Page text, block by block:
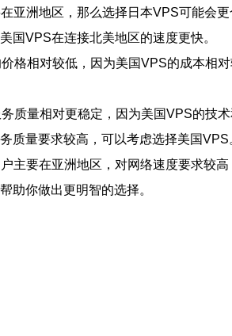
亚洲地区，那么选择日本VPS可能会
国VPS在连接北美地区的速度更快。
格相对较低，因为美国VPS的成本相
质量相对更稳定，因为美国VPS的技
质量要求较高，可以考虑选择美国VPS
主要在亚洲地区，对网络速度要求较
助你做出更明智的选择。